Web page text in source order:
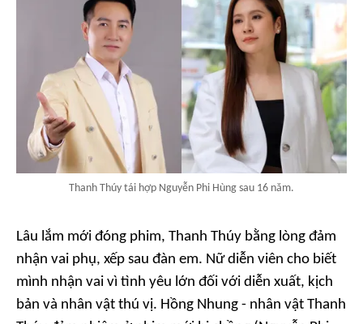
Thanh Thúy tái hợp Nguyễn Phi Hùng sau 16 năm.
Lâu lắm mới đóng phim, Thanh Thúy bằng lòng đảm
nhận vai phụ, xếp sau đàn em. Nữ diễn viên cho biết
mình nhận vai vì tình yêu lớn đối với diễn xuất, kịch
bản và nhân vật thú vị. Hồng Nhung - nhân vật Thanh